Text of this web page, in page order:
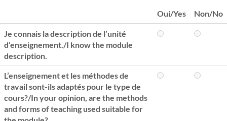
Oui/Yes Non/No
Je connais la description de l’unité
d’enseignement./I know the module
description.
L’enseignement et les méthodes de
travail sont-ils adaptés pour le type de
cours?/In your opinion, are the methods
and forms of teaching used suitable for